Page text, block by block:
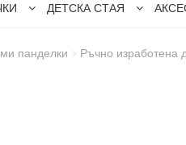
ДЕТСКА СТАЯ
панделки Ръчно изработена